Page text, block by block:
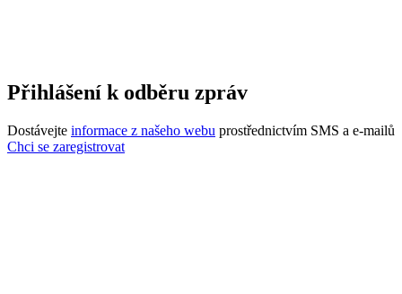
Přihlášení k odběru zpráv
Dostávejte informace z našeho webu prostřednictvím SMS a e-mailů
Chci se zaregistrovat